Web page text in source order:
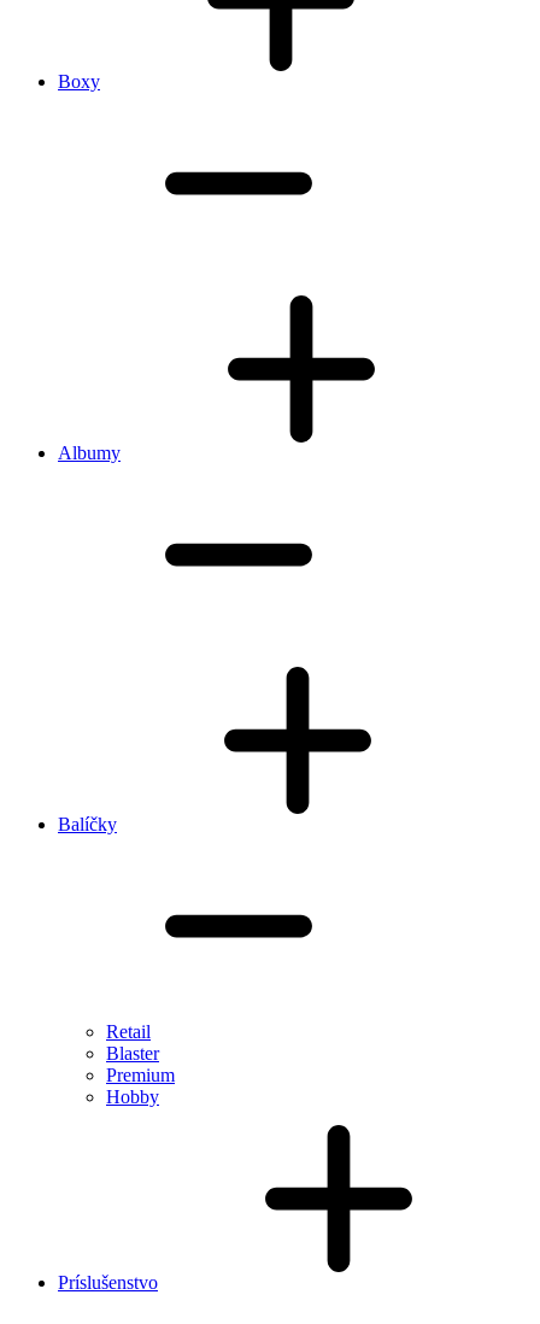
Boxy
Albumy
Balíčky
Retail
Blaster
Premium
Hobby
Príslušenstvo